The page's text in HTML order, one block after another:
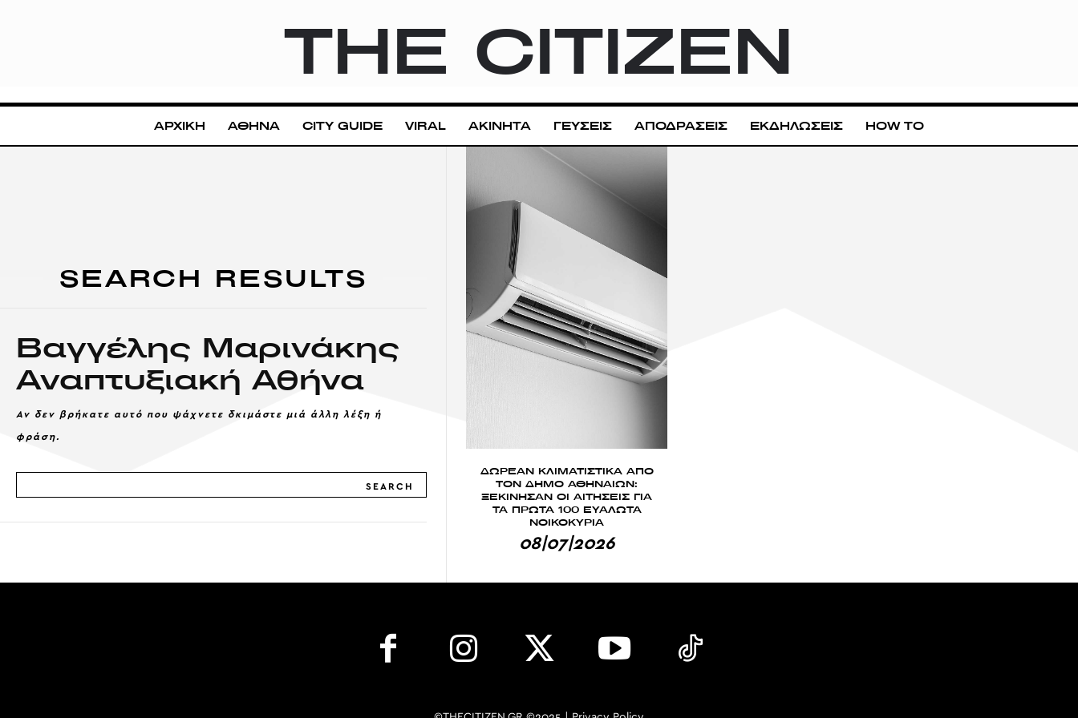
THE CITIZEN
ΑΡΧΙΚΗ ΑΘΗΝΑ CITY GUIDE VIRAL ΑΚΙΝΗΤΑ ΓΕΥΣΕΙΣ ΑΠΟΔΡΑΣΕΙΣ ΕΚΔΗΛΩΣΕΙΣ HOW TO
SEARCH RESULTS
Βαγγέλης Μαρινάκης
Αναπτυξιακή Αθήνα
Αν δεν βρήκατε αυτό που ψάχνετε δκιμάστε μιά άλλη λέξη ή
φράση.
SEARCH
ΔΩΡΕΑΝ ΚΛΙΜΑΤΙΣΤΙΚΑ ΑΠΟ
ΤΟΝ ΔΗΜΟ ΑΘΗΝΑΙΩΝ:
ΞΕΚΙΝΗΣΑΝ ΟΙ ΑΙΤΗΣΕΙΣ ΓΙΑ
ΤΑ ΠΡΩΤΑ 100 ΕΥΑΛΩΤΑ
ΝΟΙΚΟΚΥΡΙΑ
08|07|2026